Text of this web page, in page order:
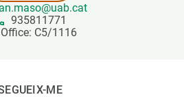
935811771
Office: C5/1116
ME